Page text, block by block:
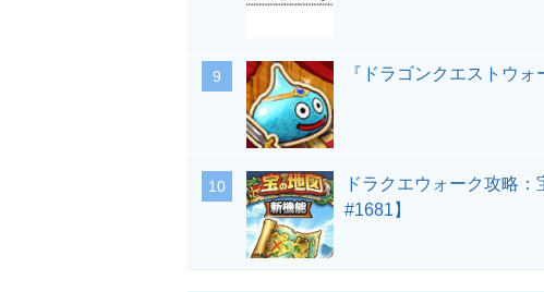
『ドラゴンクエストウ
ドラクエウォーク攻略
#1681】